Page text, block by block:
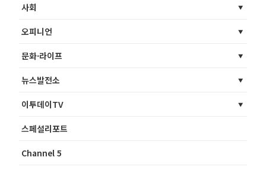
사회
오피니언
문화·라이프
뉴스발전소
이투데이TV
스페셜리포트
Channel 5